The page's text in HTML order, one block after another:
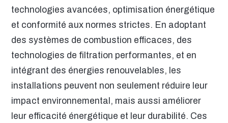
technologies avancées, optimisation énergétique
et conformité aux normes strictes. En adoptant
des systèmes de combustion efficaces, des
technologies de filtration performantes, et en
intégrant des énergies renouvelables, les
installations peuvent non seulement réduire leur
impact environnemental, mais aussi améliorer
leur efficacité énergétique et leur durabilité. Ces